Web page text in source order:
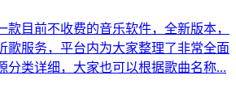
款目前不收费的音乐软件，全新版本，
歌服务，平台内为大家整理了非常全面
分类详细，大家也可以根据歌曲名称...